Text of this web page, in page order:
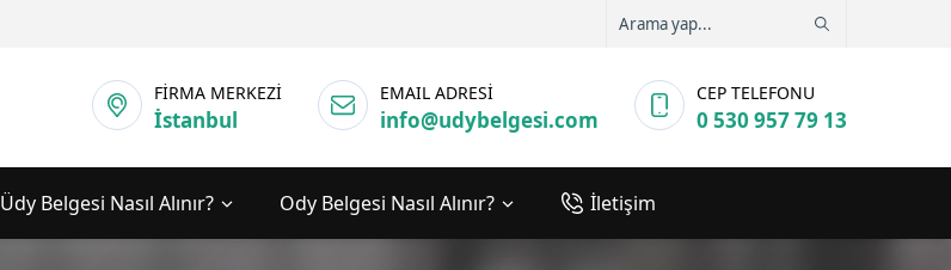
FİRMA MERKEZİ
İstanbul
EMAIL ADRESİ
info@udybelgesi.com
CEP TELEFONU
0 530 957 79 13
Üdy Belgesi Nasıl Alınır? Ody Belgesi Nasıl Alınır? İletişim